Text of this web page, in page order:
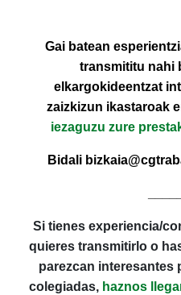
Gai batean
transmititu nahi
elkargokideentzat
zaizkizun ikastaroak
iezaguzu zure
Bidali
Si tienes experiencia/
quieres transmitirlo o
parezcan interesantes
colegiadas, haznos